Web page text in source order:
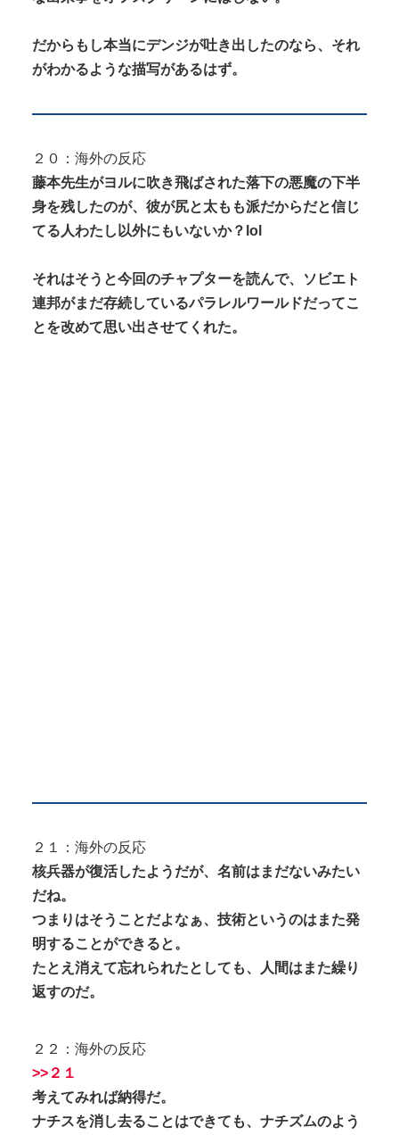
だからもし本当にデンジが吐き出したのなら、それ
がわかるような描写があるはず。
２０：海外の反応
藤本先生がヨルに吹き飛ばされた落下の悪魔の下半
身を残したのが、彼が尻と太もも派だからだと信じ
てる人わたし以外にもいないか？lol
それはそうと今回のチャプターを読んで、ソビエト
連邦がまだ存続しているパラレルワールドだってこ
とを改めて思い出させてくれた。
２１：海外の反応
核兵器が復活したようだが、名前はまだないみたい
だね。
つまりはそうことだよなぁ、技術というのはまた発
明することができると。
たとえ消えて忘れられたとしても、人間はまた繰り
返すのだ。
２２：海外の反応
>>２１
考えてみれば納得だ。
ナチスを消し去ることはできても、ナチズムのよう